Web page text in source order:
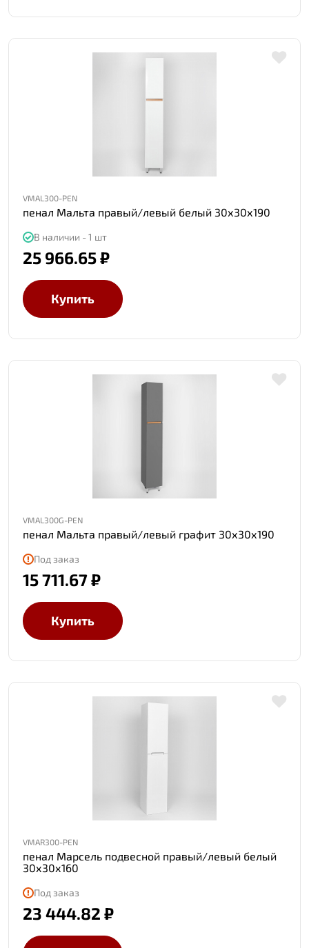
VMAL300-PEN
пенал Мальта правый/левый белый 30х30х190
В наличии - 1 шт
25 966.65 ₽
Купить
VMAL300G-PEN
пенал Мальта правый/левый графит 30х30х190
Под заказ
15 711.67 ₽
Купить
VMAR300-PEN
пенал Марсель подвесной правый/левый белый
30х30х160
Под заказ
23 444.82 ₽